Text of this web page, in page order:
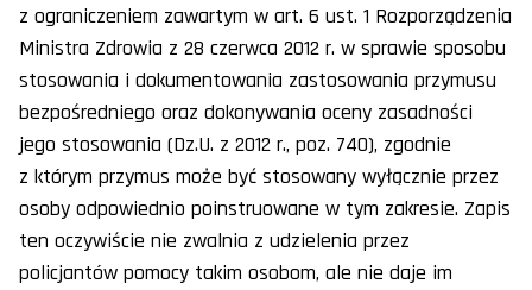
z ograniczeniem zawartym w art. 6 ust. 1 Rozporządzenia
Ministra Zdrowia z 28 czerwca 2012 r. w sprawie sposobu
stosowania i dokumentowania zastosowania przymusu
bezpośredniego oraz dokonywania oceny zasadności
jego stosowania (Dz.U. z 2012 r., poz. 740), zgodnie
z którym przymus może być stosowany wyłącznie przez
osoby odpowiednio poinstruowane w tym zakresie. Zapis
ten oczywiście nie zwalnia z udzielenia przez
policjantów pomocy takim osobom, ale nie daje im